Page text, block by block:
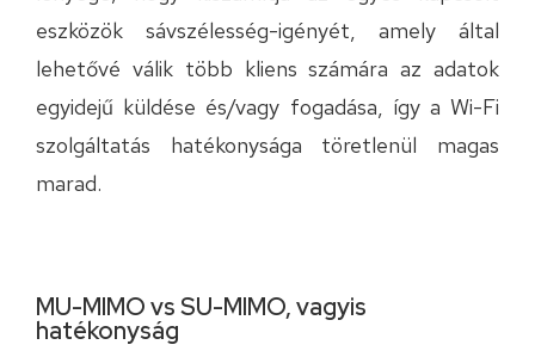
eszközök sávszélesség-igényét, amely által
lehetővé válik több kliens számára az adatok
egyidejű küldése és/vagy fogadása, így a Wi-Fi
szolgáltatás hatékonysága töretlenül magas
marad.
MU-MIMO vs SU-MIMO, vagyis
hatékonyság